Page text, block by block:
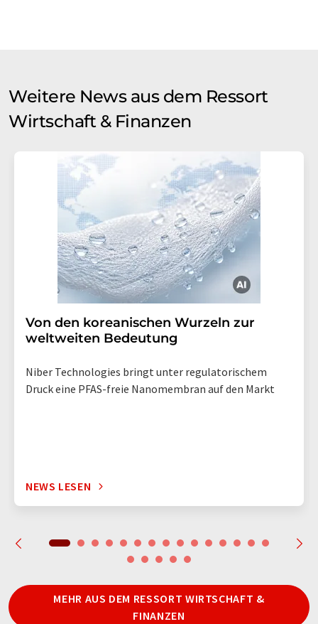
Weitere News aus dem Ressort
Wirtschaft & Finanzen
Von den koreanischen Wurzeln zur
weltweiten Bedeutung
Niber Technologies bringt unter regulatorischem
Druck eine PFAS-freie Nanomembran auf den Markt
NEWS LESEN
MEHR AUS DEM RESSORT WIRTSCHAFT &
FINANZEN